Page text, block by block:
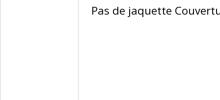
Pas de jaquette